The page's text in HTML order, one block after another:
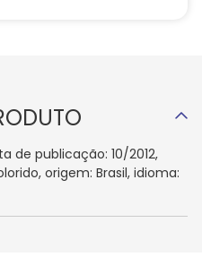
de publicação: 10/2012,
origem: Brasil, idioma: